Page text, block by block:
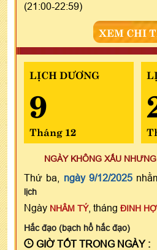
(21:00-22:59)
XEM CHI
LỊCH DƯƠNG
9
Tháng 12
NGÀY KHÔNG XẤU
Thứ ba, ngày 9/12/2025
lịch
Ngày NHÂM TÝ, tháng ĐINH
Hắc đạo (bạch hổ hắc đạo)
GIỜ TỐT TRONG NGÀY :